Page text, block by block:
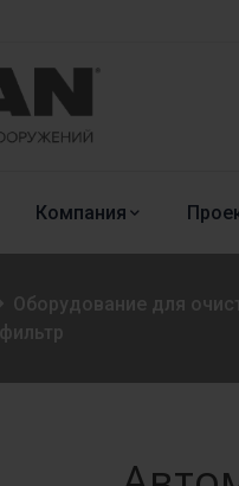
Компания
Оборудование для